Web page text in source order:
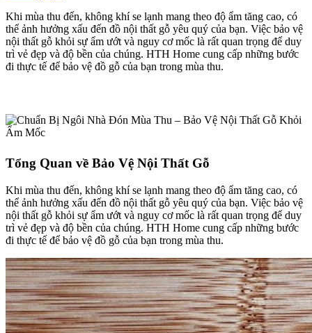
Khi mùa thu đến, không khí se lạnh mang theo độ ẩm tăng cao, có
thể ảnh hưởng xấu đến đồ nội thất gỗ yêu quý của bạn. Việc bảo vệ
nội thất gỗ khỏi sự ẩm ướt và nguy cơ mốc là rất quan trọng để duy
trì vẻ đẹp và độ bền của chúng. HTH Home cung cấp những bước
đi thực tế để bảo vệ đồ gỗ của bạn trong mùa thu.
Tổng Quan về Bảo Vệ Nội Thất Gỗ
Khi mùa thu đến, không khí se lạnh mang theo độ ẩm tăng cao, có
thể ảnh hưởng xấu đến đồ nội thất gỗ yêu quý của bạn. Việc bảo vệ
nội thất gỗ khỏi sự ẩm ướt và nguy cơ mốc là rất quan trọng để duy
trì vẻ đẹp và độ bền của chúng. HTH Home cung cấp những bước
đi thực tế để bảo vệ đồ gỗ của bạn trong mùa thu.